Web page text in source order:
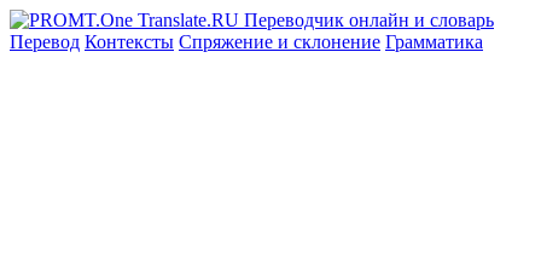
Перевод Контексты Спряжение и склонение Грамматика